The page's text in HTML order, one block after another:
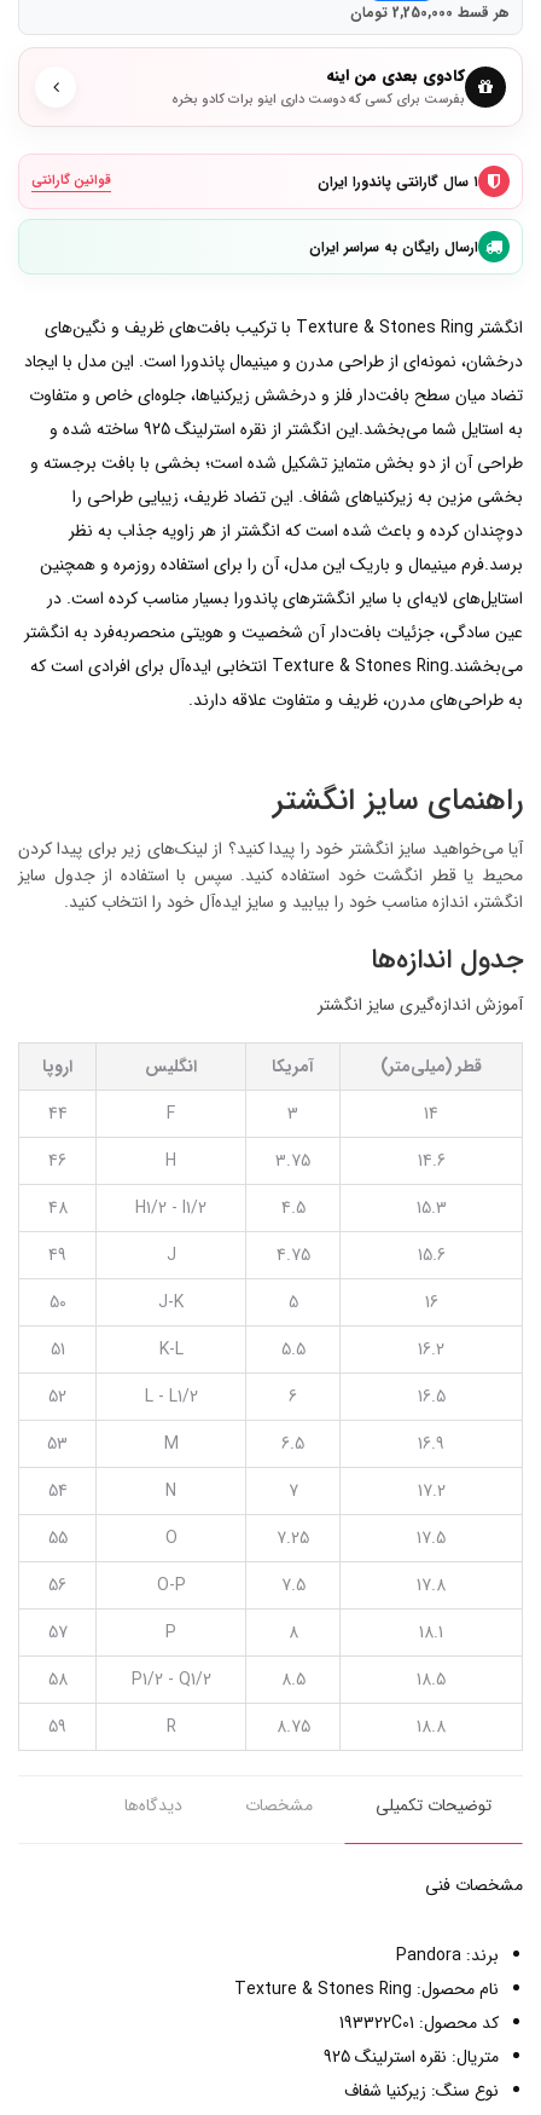
هر قسط 2,250,000 تومان
کادوی بعدی من اینه
بفرست برای کسی که دوست داری اینو برات کادو بخره
۱ سال گارانتی پاندورا ایران قوانین گارانتی
ارسال رایگان به سراسر ایران
انگشتر Texture & Stones Ring با ترکیب بافت‌های ظریف و نگین‌های
درخشان، نمونه‌ای از طراحی مدرن و مینیمال پاندورا است. این مدل با ایجاد
تضاد میان سطح بافت‌دار فلز و درخشش زیرکنیاها، جلوه‌ای خاص و متفاوت
به استایل شما می‌بخشد.این انگشتر از نقره استرلینگ 925 ساخته شده و
طراحی آن از دو بخش متمایز تشکیل شده است؛ بخشی با بافت برجسته و
بخشی مزین به زیرکنیاهای شفاف. این تضاد ظریف، زیبایی طراحی را
دوچندان کرده و باعث شده است که انگشتر از هر زاویه جذاب به نظر
برسد.فرم مینیمال و باریک این مدل، آن را برای استفاده روزمره و همچنین
استایل‌های لایه‌ای با سایر انگشترهای پاندورا بسیار مناسب کرده است. در
عین سادگی، جزئیات بافت‌دار آن شخصیت و هویتی منحصربه‌فرد به انگشتر
می‌بخشند.Texture & Stones Ring انتخابی ایده‌آل برای افرادی است که
به طراحی‌های مدرن، ظریف و متفاوت علاقه دارند.
راهنمای سایز انگشتر
آیا می‌خواهید سایز انگشتر خود را پیدا کنید؟ از لینک‌های زیر برای پیدا کردن
محیط یا قطر انگشت خود استفاده کنید. سپس با استفاده از جدول سایز
انگشتر، اندازه مناسب خود را بیابید و سایز ایده‌آل خود را انتخاب کنید.
جدول اندازه‌ها
آموزش اندازه‌گیری سایز انگشتر
قطر (میلی‌متر) آمریکا انگلیس
اروپا
14
3
F
44
14.6
3.75
H
46
15.3
4.5
H1/2 - I1/2
48
15.6
4.75
J
49
16
5
J-K
50
16.2
5.5
K-L
51
16.5
6
L - L1/2
52
16.9
6.5
M
53
17.2
7
N
54
17.5
7.25
O
55
17.8
7.5
O-P
56
18.1
8
P
57
18.5
8.5
P1/2 - Q1/2
58
18.8
8.75
R
59
توضیحات تکمیلی مشخصات دیدگاه‌ها
مشخصات فنی
برند: Pandora
نام محصول: Texture & Stones Ring
کد محصول: 193322C01
متریال: نقره استرلینگ 925
نوع سنگ: زیرکنیا شفاف